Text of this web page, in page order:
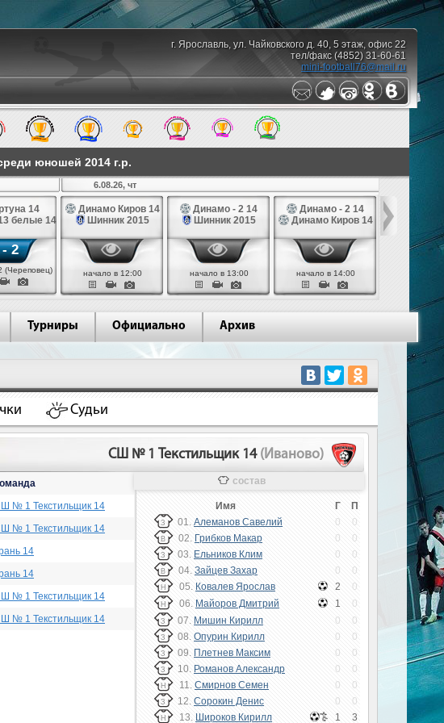
г. Ярославль, ул. Чайковского д. 40, 5 этаж, офис 22
тел/факс (4852) 31-60-61
mini-football76@mail.ru
юношей 2014 г.р.
14
белые 14
- 2
6.08.26, чт
Динамо Киров 14
Шинник 2015
начало в 12:00
Динамо - 2 14
Шинник 2015
начало в 13:00
Динамо - 2 14
Динамо Киров 14
начало в 14:00
СШ № 1
Турниры Официально Архив
Судьи
СШ № 1 Текстильщик 14 (Иваново)
№ 1 Текстильщик 14
№ 1 Текстильщик 14
14
14
№ 1 Текстильщик 14
№ 1 Текстильщик 14
состав
Имя Г П
З 01. Алеманов Савелий 0 0
В 02. Грибков Макар 0 0
З 03. Ельников Клим 0 0
В 04. Зайцев Захар 0 0
Н 05. Ковалев Ярослав 2 0
Н 06. Майоров Дмитрий 1 0
З 07. Мишин Кирилл 0 0
З 08. Опурин Кирилл 0 0
З 09. Плетнев Максим 0 0
З 10. Романов Александр 0 0
Н 11. Смирнов Семен 0 0
З 12. Сорокин Денис 0 0
Н 13. Широков Кирилл 1 3